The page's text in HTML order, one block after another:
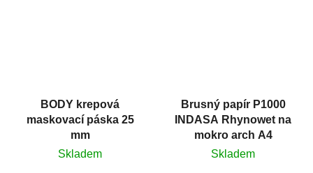
BODY krepová
maskovací páska 25
mm
Skladem
Brusný papír P1000
INDASA Rhynowet na
mokro arch A4
Skladem